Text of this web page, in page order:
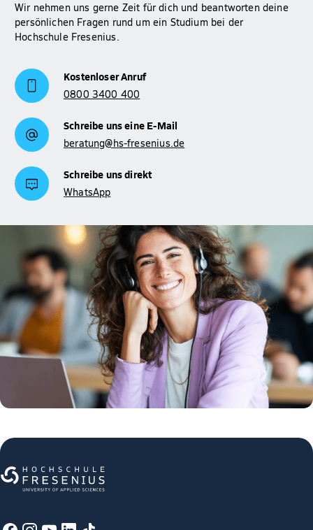
Wir nehmen uns gerne Zeit für dich und beantworten deine
persönlichen Fragen rund um ein Studium bei der
Hochschule Fresenius.
Kostenloser Anruf
0800 3400 400
Schreibe uns eine E-Mail
beratung@hs-fresenius.de
Schreibe uns direkt
WhatsApp